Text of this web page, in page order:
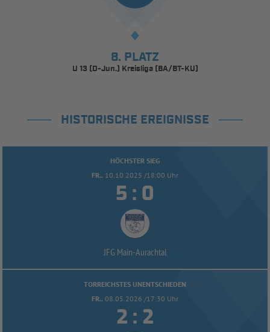
8. PLATZ
U 13 (D-Jun.) Kreisliga (BA/BT-KU)
HISTORISCHE EREIGNISSE
HÖCHSTER SIEG
FR.. 10.10.2025 /18:00 Uhr
 : 
JFG Main-Aurachtal
TORREICHSTES UNENTSCHIEDEN
FR.. 08.05.2026 /17:30 Uhr
 : 